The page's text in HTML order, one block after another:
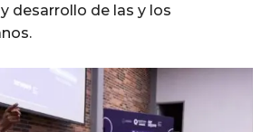
desarrollo de las y los